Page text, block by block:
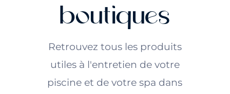
boutiques
Retrouvez tous les produits
utiles à l'entretien de votre
piscine et de votre spa dans